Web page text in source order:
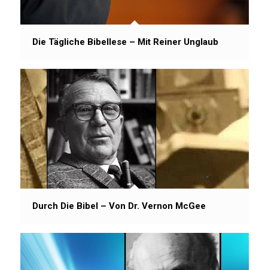
Die Tägliche Bibellese – Mit Reiner Unglaub
Durch Die Bibel – Von Dr. Vernon McGee